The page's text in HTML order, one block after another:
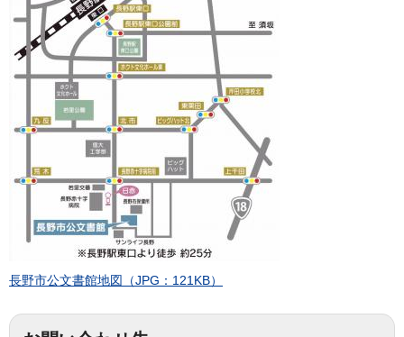
長野市公文書館地図（JPG：121KB）